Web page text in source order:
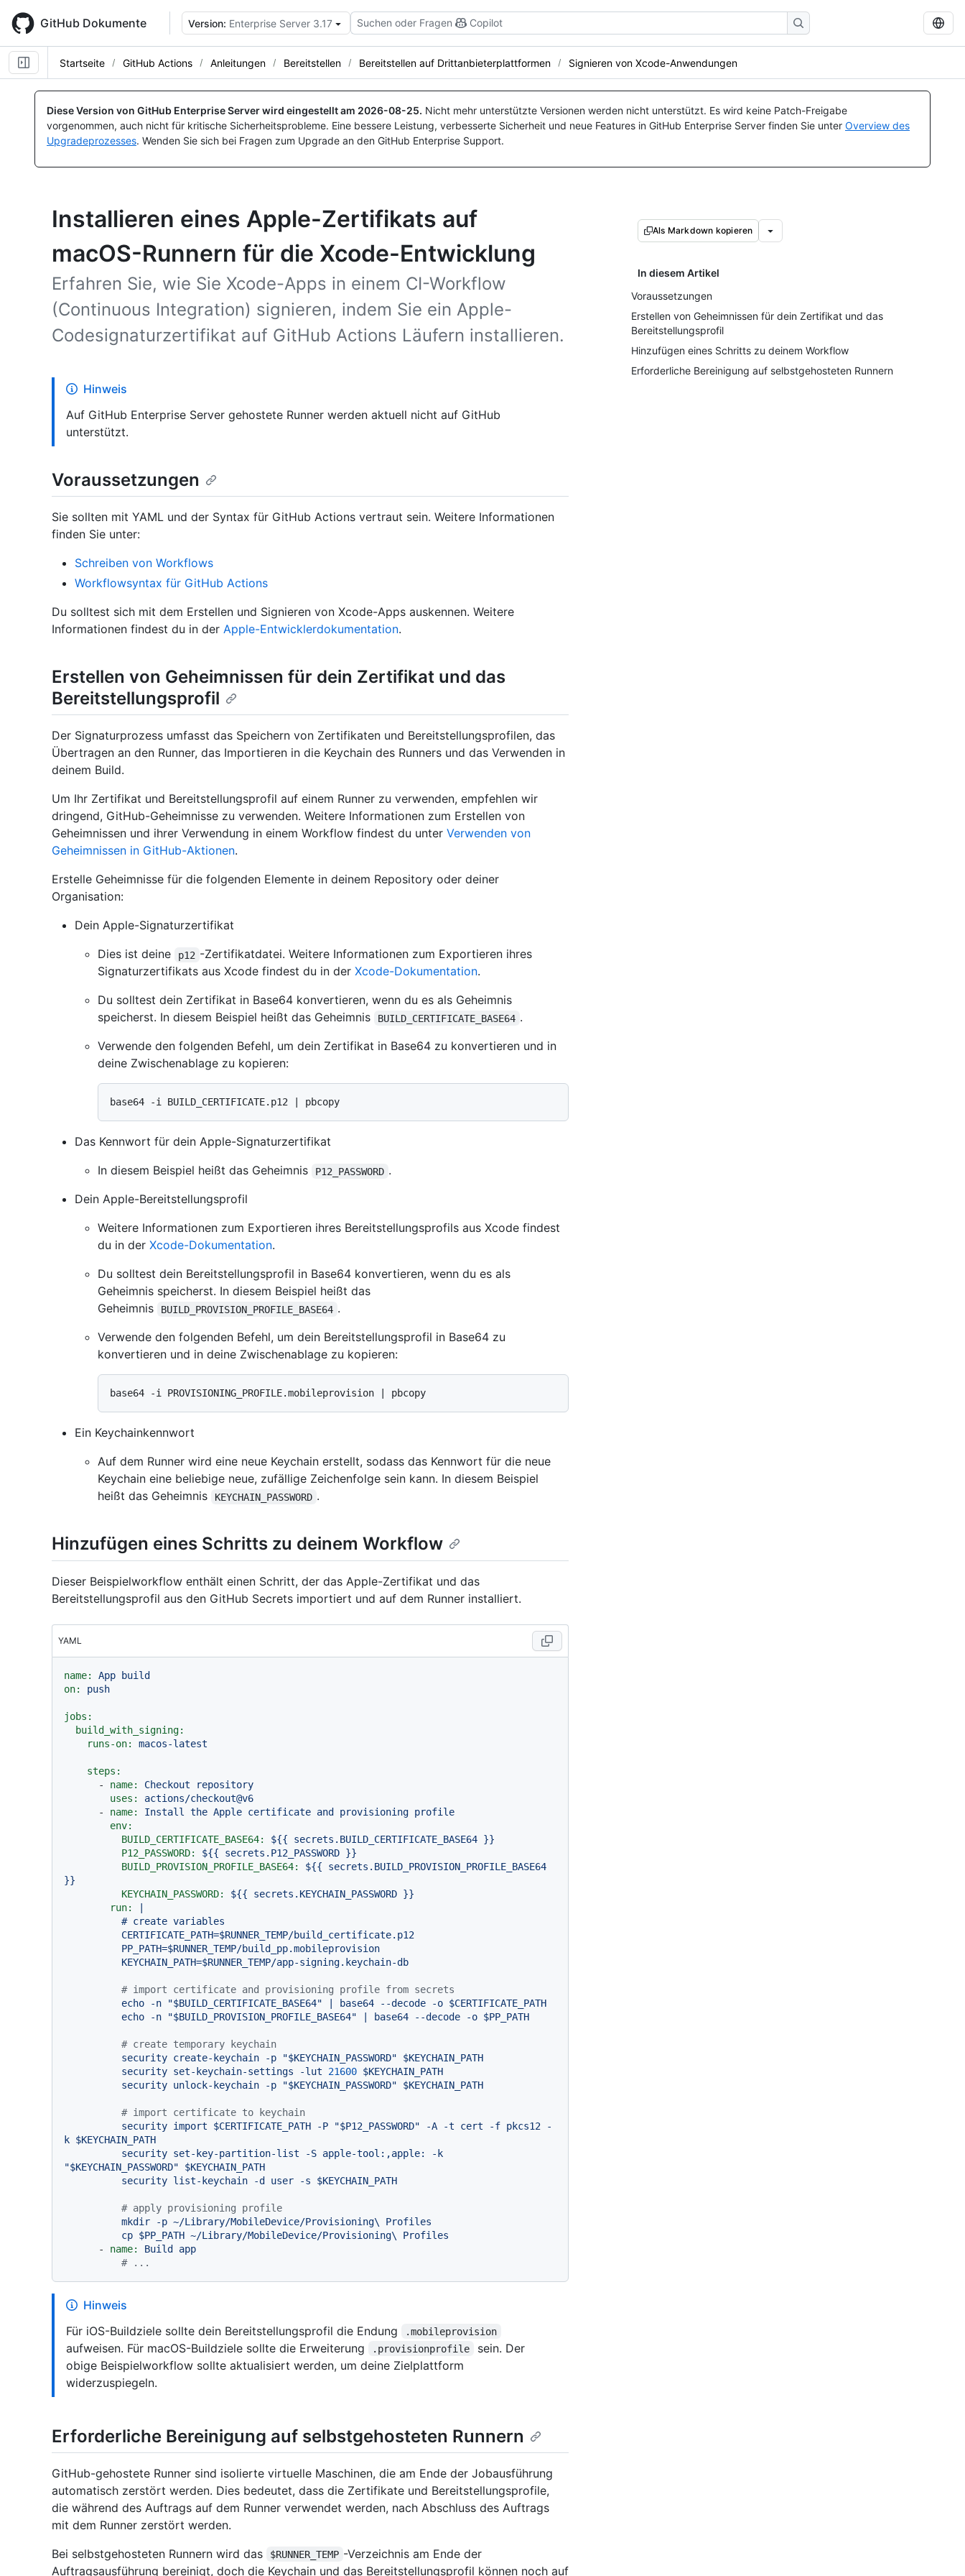
main
content
GitHub Dokumente Version: Enterprise Server 3.17 Suchen oder Fragen Copilot
Startseite GitHub Actions Anleitungen Bereitstellen Bereitstellen auf Drittanbieterplattformen Signieren von Xcode-Anwendungen
Diese Version von GitHub Enterprise Server wird eingestellt am 2026-08-25. Nicht mehr unterstützte Versionen werden nicht unterstützt. Es wird keine Patch-Freigabe
vorgenommen, auch nicht für kritische Sicherheitsprobleme. Eine bessere Leistung, verbesserte Sicherheit und neue Features in GitHub Enterprise Server finden Sie unter Overview des
Upgradeprozesses. Wenden Sie sich bei Fragen zum Upgrade an den GitHub Enterprise Support.
Installieren eines Apple-Zertifikats auf
macOS-Runnern für die Xcode-Entwicklung
Erfahren Sie, wie Sie Xcode-Apps in einem CI-Workflow
(Continuous Integration) signieren, indem Sie ein Apple-
Codesignaturzertifikat auf GitHub Actions Läufern installieren.
Als Markdown kopieren
In diesem Artikel
Voraussetzungen
Erstellen von Geheimnissen für dein Zertifikat und das
Bereitstellungsprofil
Hinzufügen eines Schritts zu deinem Workflow
Erforderliche Bereinigung auf selbstgehosteten Runnern
Hinweis
Auf GitHub Enterprise Server gehostete Runner werden aktuell nicht auf GitHub
unterstützt.
Voraussetzungen
Sie sollten mit YAML und der Syntax für GitHub Actions vertraut sein. Weitere Informationen
finden Sie unter:
Schreiben von Workflows
Workflowsyntax für GitHub Actions
Du solltest sich mit dem Erstellen und Signieren von Xcode-Apps auskennen. Weitere
Informationen findest du in der Apple-Entwicklerdokumentation.
Erstellen von Geheimnissen für dein Zertifikat und das
Bereitstellungsprofil
Der Signaturprozess umfasst das Speichern von Zertifikaten und Bereitstellungsprofilen, das
Übertragen an den Runner, das Importieren in die Keychain des Runners und das Verwenden in
deinem Build.
Um Ihr Zertifikat und Bereitstellungsprofil auf einem Runner zu verwenden, empfehlen wir
dringend, GitHub-Geheimnisse zu verwenden. Weitere Informationen zum Erstellen von
Geheimnissen und ihrer Verwendung in einem Workflow findest du unter Verwenden von
Geheimnissen in GitHub-Aktionen.
Erstelle Geheimnisse für die folgenden Elemente in deinem Repository oder deiner
Organisation:
Dein Apple-Signaturzertifikat
Dies ist deine
p12 -Zertifikatdatei. Weitere Informationen zum Exportieren ihres
Signaturzertifikats aus Xcode findest du in der Xcode-Dokumentation.
Du solltest dein Zertifikat in Base64 konvertieren, wenn du es als Geheimnis
speicherst. In diesem Beispiel heißt das Geheimnis
BUILD_CERTIFICATE_BASE64 .
Verwende den folgenden Befehl, um dein Zertifikat in Base64 zu konvertieren und in
deine Zwischenablage zu kopieren:
Das Kennwort für dein Apple-Signaturzertifikat
In diesem Beispiel heißt das Geheimnis
P12_PASSWORD .
Dein Apple-Bereitstellungsprofil
Weitere Informationen zum Exportieren ihres Bereitstellungsprofils aus Xcode findest
du in der Xcode-Dokumentation.
Du solltest dein Bereitstellungsprofil in Base64 konvertieren, wenn du es als
Geheimnis speicherst. In diesem Beispiel heißt das
Geheimnis
BUILD_PROVISION_PROFILE_BASE64 .
Verwende den folgenden Befehl, um dein Bereitstellungsprofil in Base64 zu
konvertieren und in deine Zwischenablage zu kopieren:
Ein Keychainkennwort
Auf dem Runner wird eine neue Keychain erstellt, sodass das Kennwort für die neue
Keychain eine beliebige neue, zufällige Zeichenfolge sein kann. In diesem Beispiel
heißt das Geheimnis
KEYCHAIN_PASSWORD .
Hinzufügen eines Schritts zu deinem Workflow
Dieser Beispielworkflow enthält einen Schritt, der das Apple-Zertifikat und das
Bereitstellungsprofil aus den GitHub Secrets importiert und auf dem Runner installiert.
YAML
name: App build
on:
push
jobs:
build_with_signing:
runs-on:
macos-latest
steps:
-
name: Checkout
repository
uses:
actions/checkout@v6
-
name: Install the Apple certificate and provisioning profile
env:
BUILD_CERTIFICATE_BASE64:
${{ secrets.BUILD_CERTIFICATE_BASE64 }}
P12_PASSWORD:
${{ secrets.P12_PASSWORD }}
BUILD_PROVISION_PROFILE_BASE64:
${{
secrets.BUILD_PROVISION_PROFILE_BASE64
}}
KEYCHAIN_PASSWORD:
${{ secrets.KEYCHAIN_PASSWORD }}
run:
|
# import certificate and provisioning profile from secrets
echo
-n "$BUILD_CERTIFICATE_BASE64" | base64 --decode -o $CERTIFICATE_PATH
echo
-n "$BUILD_PROVISION_PROFILE_BASE64" | base64 --decode -o $PP_PATH
# create temporary keychain
security create-keychain -p "$KEYCHAIN_PASSWORD"
$KEYCHAIN_PATH
security set-keychain-settings -lut 21600 $KEYCHAIN_PATH
security unlock-keychain -p "$KEYCHAIN_PASSWORD" $KEYCHAIN_PATH
# import certificate to keychain
security import $CERTIFICATE_PATH -P "$P12_PASSWORD" -A -t cert -f pkcs12
-
k $KEYCHAIN_PATH
security set-key-partition-list -S apple-tool:,apple:
-k
"$KEYCHAIN_PASSWORD"
$KEYCHAIN_PATH
security list-keychain -d user -s $KEYCHAIN_PATH
# apply provisioning profile
mkdir
-p ~/Library/MobileDevice/Provisioning\
Profiles
cp $PP_PATH ~/Library/MobileDevice/Provisioning\
Profiles
-
name: Build app
# ...
Hinweis
Für iOS-Buildziele sollte dein Bereitstellungsprofil die Endung
.mobileprovision
aufweisen. Für macOS-Buildziele sollte die Erweiterung .provisionprofile
sein. Der
obige Beispielworkflow sollte aktualisiert werden, um deine Zielplattform
widerzuspiegeln.
Erforderliche Bereinigung auf selbstgehosteten Runnern
GitHub-gehostete Runner sind isolierte virtuelle Maschinen, die am Ende der Jobausführung
automatisch zerstört werden. Dies bedeutet, dass die Zertifikate und Bereitstellungsprofile,
die während des Auftrags auf dem Runner verwendet werden, nach Abschluss des Auftrags
mit dem Runner zerstört werden.
Bei selbstgehosteten Runnern wird das
$RUNNER_TEMP -Verzeichnis am Ende der
Auftragsausführung bereinigt, doch die Keychain und das Bereitstellungsprofil können noch auf